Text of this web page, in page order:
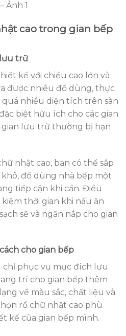
Ảnh 1
cao trong gian bếp
trữ
kế với chiều cao lớn và
được nhiều đồ dùng, thực
nhiều diện tích trên sàn
biệt hữu ích cho các gian
gian lưu trữ thường bị hạn
nhật cao, bạn có thể sắp
đồ dùng nhà bếp một
tiếp cận khi cần. Điều
thời gian khi nấu ăn
sẽ và ngăn nắp cho gian
cho gian bếp
chỉ phục vụ mục đích lưu
trí cho gian bếp thêm
về màu sắc, chất liệu và
rổ chữ nhật cao phù
kế của gian bếp mình.